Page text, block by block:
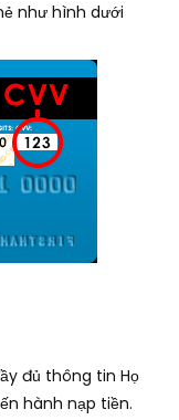
như hình dưới
đủ thông tin Họ
hành nạp tiền.